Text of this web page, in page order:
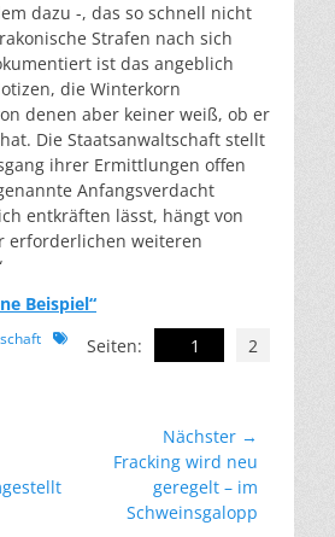
dazu -, das so schnell nicht
Strafen nach sich
ist das angeblich
die Winterkorn
denen aber keiner weiß, ob er
Die Staatsanwaltschaft stellt
ihrer Ermittlungen offen
Anfangsverdacht
entkräften lässt, hängt von
erforderlichen weiteren
Beispiel“
Seiten:
1 2
Schlagworte
Nächster →
NächsterFracking wird neu
geregelt – im
Schweinsgalopp